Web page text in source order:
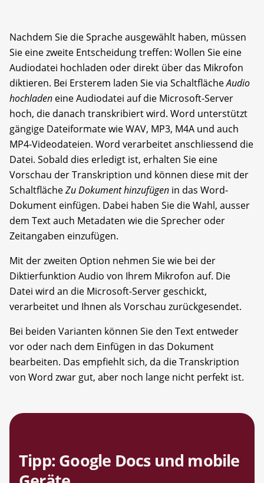
Nachdem Sie die Sprache ausgewählt haben, müssen
Sie eine zweite Entscheidung treffen: Wollen Sie eine
Audiodatei hochladen oder direkt über das Mikrofon
diktieren. Bei Ersterem laden Sie via SchaltflächeAudio
hochladen eine Audiodatei auf die Microsoft-Server
hoch, die danach transkribiert wird. Word unterstützt
gängige Dateiformate wie WAV, MP3, M4A und auch
MP4-Videodateien. Word verarbeitet anschliessend die
Datei. Sobald dies erledigt ist, erhalten Sie eine
Vorschau der Transkription und können diese mit der
SchaltflächeZu Dokument hinzufügen in das Word-
Dokument einfügen. Dabei haben Sie die Wahl, ausser
dem Text auch Metadaten wie die Sprecher oder
Zeitangaben einzufügen.
Mit der zweiten Option nehmen Sie wie bei der
Diktierfunktion Audio von Ihrem Mikrofon auf. Die
Datei wird an die Microsoft-Server geschickt,
verarbeitet und Ihnen als Vorschau zurückgesendet.
Bei beiden Varianten können Sie den Text entweder
vor oder nach dem Einfügen in das Dokument
bearbeiten. Das empfiehlt sich, da die Transkription
von Word zwar gut, aber noch lange nicht perfekt ist.
Tipp: Google Docs und mobile